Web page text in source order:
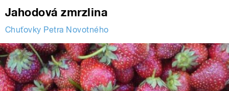
Jahodová zmrzlina
Chuťovky Petra Novotného